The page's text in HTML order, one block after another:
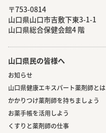
〒753-0814
⼭⼝県⼭⼝市吉敷下東3-1-1
⼭⼝県総合保健会館4 階
山口県民の皆様へ
お知らせ
山口県健康エキスパート薬剤師とは
かかりつけ薬剤師を持ちましょう
お薬手帳を活用しよう
くすりと薬剤師の仕事